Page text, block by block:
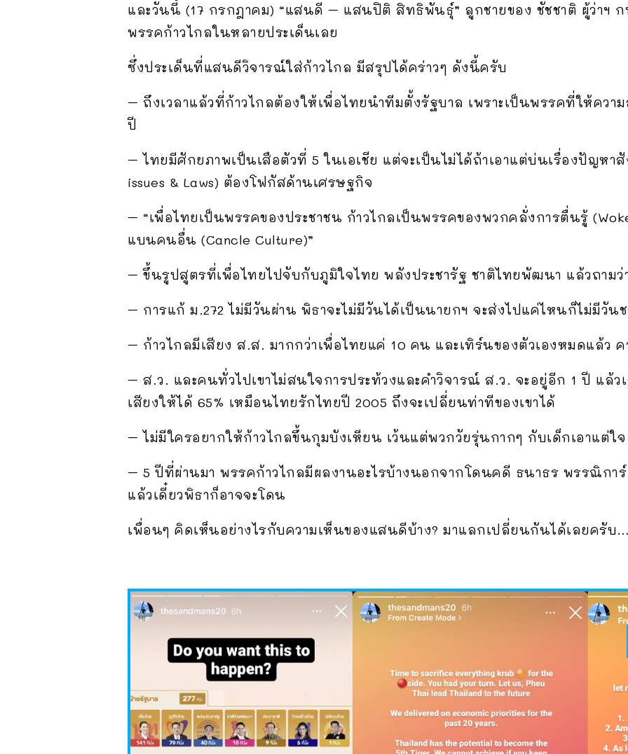
และวันนี้ (17 กรกฎาคม) “แสนดี – แสนปิติ สิทธิพันธุ์” ลูกชายของ ชัชชาติ ผู้ว่าฯ
พรรคก้าวไกลในหลายประเด็นเลย
ซึ่งประเด็นที่แสนดีวิจารณ์ใส่ก้าวไกล มีสรุปได้คร่าวๆ ดังนี้ครับ
– ถึงเวลาแล้วที่ก้าวไกลต้องให้เพื่อไทยนำทีมตั้งรัฐบาล เพราะเป็นพรรคที่ให้คว
ปี
– ไทยมีศักยภาพเป็นเสือตัวที่ 5 ในเอเชีย แต่จะเป็นไม่ได้ถ้าเอาแต่บ่นเรื่องปัญหา
issues & Laws) ต้องโฟกัสด้านเศรษฐกิจ
– “เพื่อไทยเป็นพรรคของประชาชน ก้าวไกลเป็นพรรคของพวกคลั่งการตื่นรู้
แบนคนอื่น (Cancle Culture)”
– ขึ้นรูปสูตรที่เพื่อไทยไปจับกับภูมิใจไทย พลังประชารัฐ ชาติไทยพัฒนา แล้วถามว่
– การแก้ ม.272 ไม่มีวันผ่าน พิธาจะไม่มีวันได้เป็นนายกฯ จะส่งไปแค่ไหนก็ไม่มีวัน
– ก้าวไกลมีเสียง ส.ส. มากกว่าเพื่อไทยแค่ 10 คน และเทิร์นของตัวเองหมดแล้ว
– ส.ว. และคนทั่วไปเขาไม่สนใจการประท้วงและคำวิจารณ์ ส.ว. จะอยู่อีก 1 ปี แล้
เสียงให้ได้ 65% เหมือนไทยรักไทยปี 2005 ถึงจะเปลี่ยนท่าทีของเขาได้
– ไม่มีใครอยากให้ก้าวไกลขึ้นกุมบังเหียน เว้นแต่พวกวัยรุ่นกากๆ กับเด็กเอาแต่ใจ
– 5 ปีที่ผ่านมา พรรคก้าวไกลมีผลงานอะไรบ้างนอกจากโดนคดี ธนาธร พรรณิกา
แล้วเดี๋ยวพิธาก็อาจจะโดน
เพื่อนๆ คิดเห็นอย่างไรกับความเห็นของแสนดีบ้าง? มาแลกเปลี่ยนกันได้เลยครับ